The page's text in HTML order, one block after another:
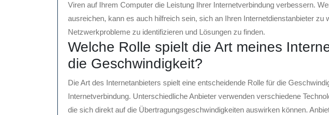
Viren auf Ihrem Computer die Leistung Ihrer Internetverbindung verbessern.
ausreichen, kann es auch hilfreich sein, sich an Ihren Internetdienstanbieter zu
Netzwerkprobleme zu identifizieren und Lösungen zu finden.
Welche Rolle spielt die Art meines
die Geschwindigkeit?
Die Art des Internetanbieters spielt eine entscheidende Rolle für die
Internetverbindung. Unterschiedliche Anbieter verwenden verschiedene
die sich direkt auf die Übertragungsgeschwindigkeiten auswirken können.